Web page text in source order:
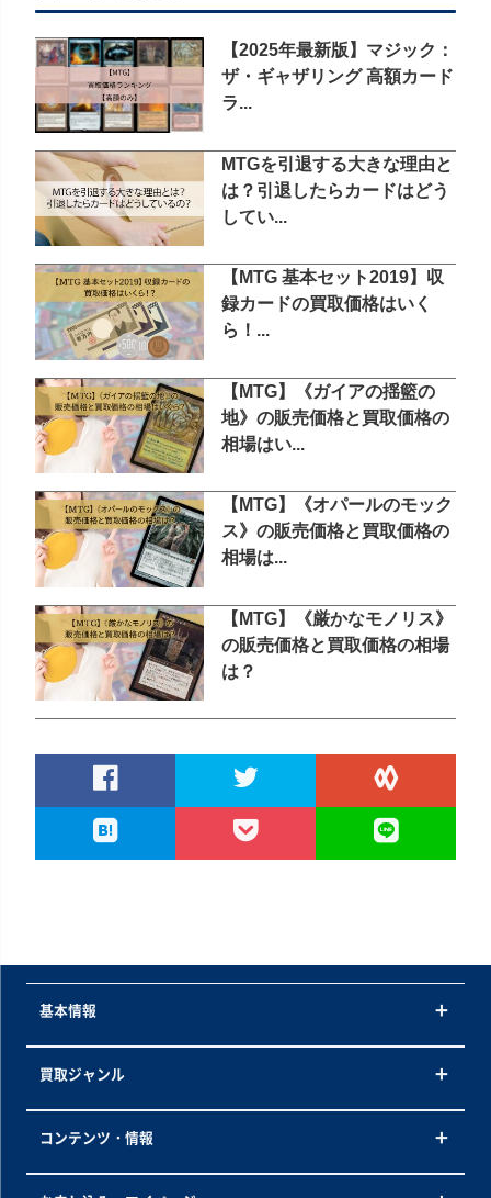
【2025年最新版】マジック：
ザ・ギャザリング 高額カード
ラ...
MTGを引退する大きな理由と
は？引退したらカードはどう
してい...
【MTG 基本セット2019】収
録カードの買取価格はいく
ら！...
【MTG】《ガイアの揺籃の
地》の販売価格と買取価格の
相場はい...
【MTG】《オパールのモック
ス》の販売価格と買取価格の
相場は...
【MTG】《厳かなモノリス》
の販売価格と買取価格の相場
は？
基本情報
買取ジャンル
コンテンツ・情報